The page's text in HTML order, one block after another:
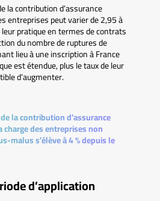
la contribution d’assurance
entreprises peut varier de 2,95 à
pratique en termes de contrats
du nombre de ruptures de
lieu à une inscription à France
est étendue, plus le taux de leur
d’augmenter.
la contribution d’assurance
charge des entreprises non
malus s’élève à 4 % depuis le
d’application